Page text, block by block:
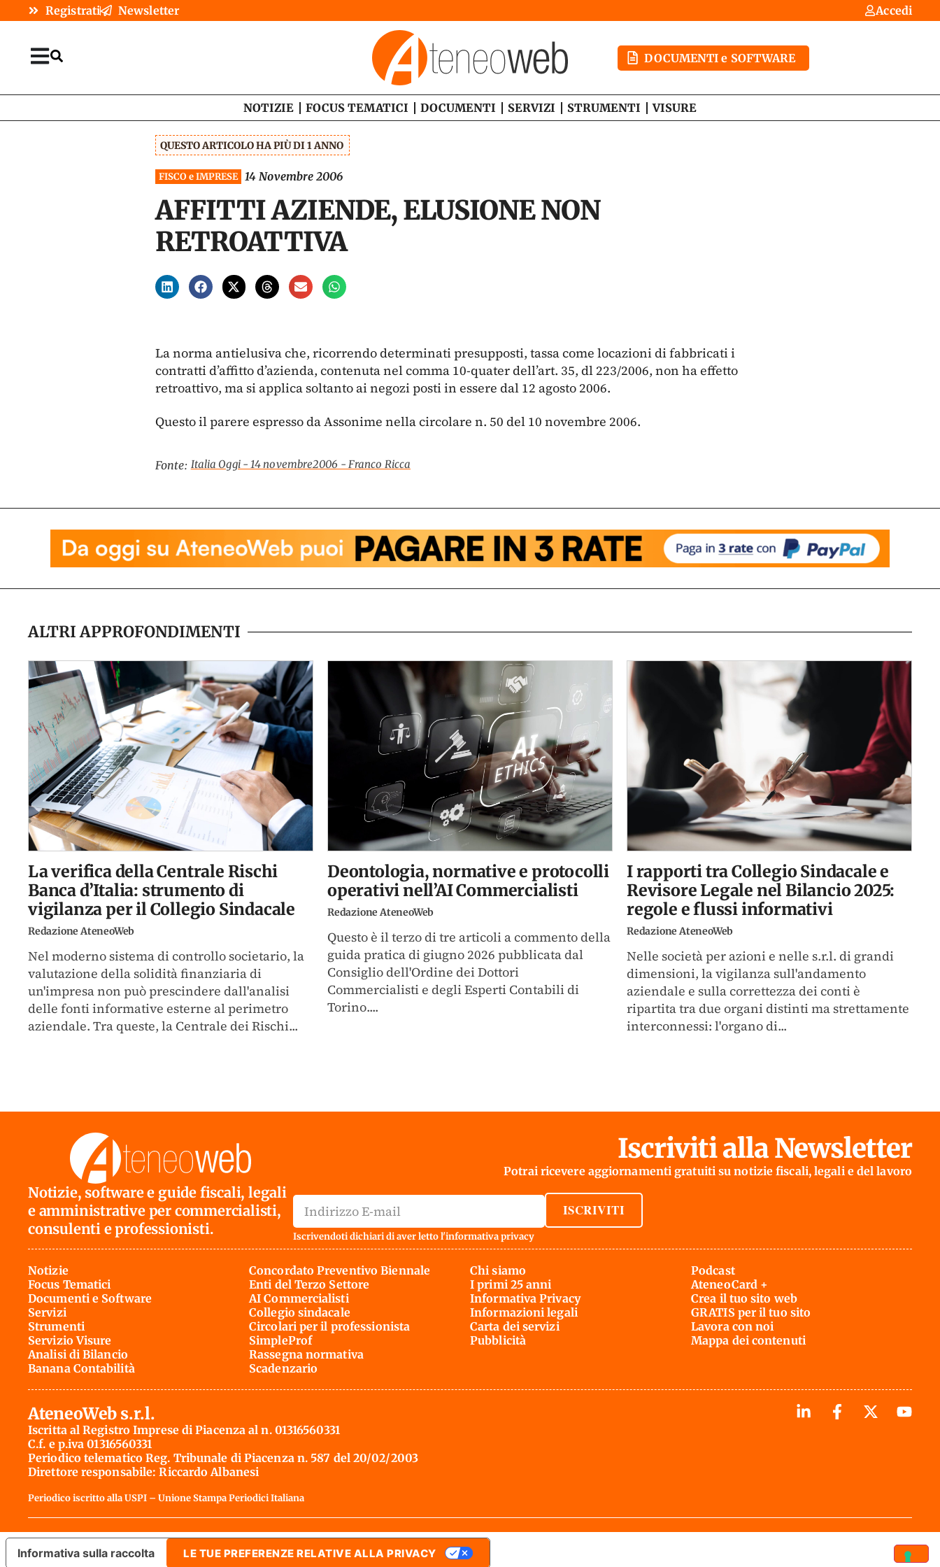
Registrati Newsletter Accedi
DOCUMENTI e SOFTWARE
NOTIZIE FOCUS TEMATICI DOCUMENTI SERVIZI STRUMENTI VISURE
QUESTO ARTICOLO HA PIÙ DI 1 ANNO
FISCO e IMPRESE 14 Novembre 2006
AFFITTI AZIENDE, ELUSIONE NON
RETROATTIVA
La norma antielusiva che, ricorrendo determinati presupposti, tassa come locazioni di fabbricati i
contratti d’affitto d’azienda, contenuta nel comma 10-quater dell’art. 35, dl 223/2006, non ha effetto
retroattivo, ma si applica soltanto ai negozi posti in essere dal 12 agosto 2006.
Questo il parere espresso da Assonime nella circolare n. 50 del 10 novembre 2006.
Fonte: Italia Oggi - 14 novembre2006 - Franco Ricca
ALTRI APPROFONDIMENTI
La verifica della Centrale Rischi
Banca d’Italia: strumento di
vigilanza per il Collegio Sindacale
Redazione AteneoWeb
Nel moderno sistema di controllo societario, la
valutazione della solidità finanziaria di
un'impresa non può prescindere dall'analisi
delle fonti informative esterne al perimetro
aziendale. Tra queste, la Centrale dei Rischi...
Deontologia, normative e protocolli
operativi nell’AI Commercialisti
Redazione AteneoWeb
Questo è il terzo di tre articoli a commento della
guida pratica di giugno 2026 pubblicata dal
Consiglio dell'Ordine dei Dottori
Commercialisti e degli Esperti Contabili di
Torino....
I rapporti tra Collegio Sindacale e
Revisore Legale nel Bilancio 2025:
regole e flussi informativi
Redazione AteneoWeb
Nelle società per azioni e nelle s.r.l. di grandi
dimensioni, la vigilanza sull'andamento
aziendale e sulla correttezza dei conti è
ripartita tra due organi distinti ma strettamente
interconnessi: l'organo di...
Notizie, software e guide fiscali, legali
e amministrative per commercialisti,
consulenti e professionisti.
Iscriviti alla Newsletter
Potrai ricevere aggiornamenti gratuiti su notizie fiscali, legali e del lavoro
ISCRIVITI
Iscrivendoti dichiari di aver letto l'informativa privacy
Notizie
Focus Tematici
Documenti e Software
Servizi
Strumenti
Servizio Visure
Analisi di Bilancio
Banana Contabilità
Concordato Preventivo Biennale
Enti del Terzo Settore
AI Commercialisti
Collegio sindacale
Circolari per il professionista
SimpleProf
Rassegna normativa
Scadenzario
Chi siamo
I primi 25 anni
Informativa Privacy
Informazioni legali
Carta dei servizi
Pubblicità
Podcast
AteneoCard +
Crea il tuo sito web
GRATIS per il tuo sito
Lavora con noi
Mappa dei contenuti
AteneoWeb s.r.l.
Iscritta al Registro Imprese di Piacenza al n. 01316560331
C.f. e p.iva 01316560331
Periodico telematico Reg. Tribunale di Piacenza n. 587 del 20/02/2003
Direttore responsabile: Riccardo Albanesi
Periodico iscritto alla USPI – Unione Stampa Periodici Italiana
Informativa sulla raccolta LE TUE PREFERENZE RELATIVE ALLA PRIVACY